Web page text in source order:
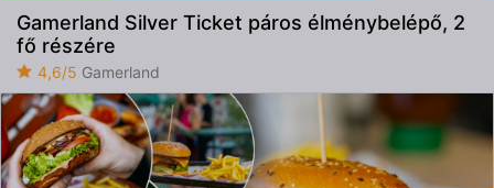
Gamerland Silver Ticket páros élménybelépő, 2
fő részére
4,6/5 Gamerland